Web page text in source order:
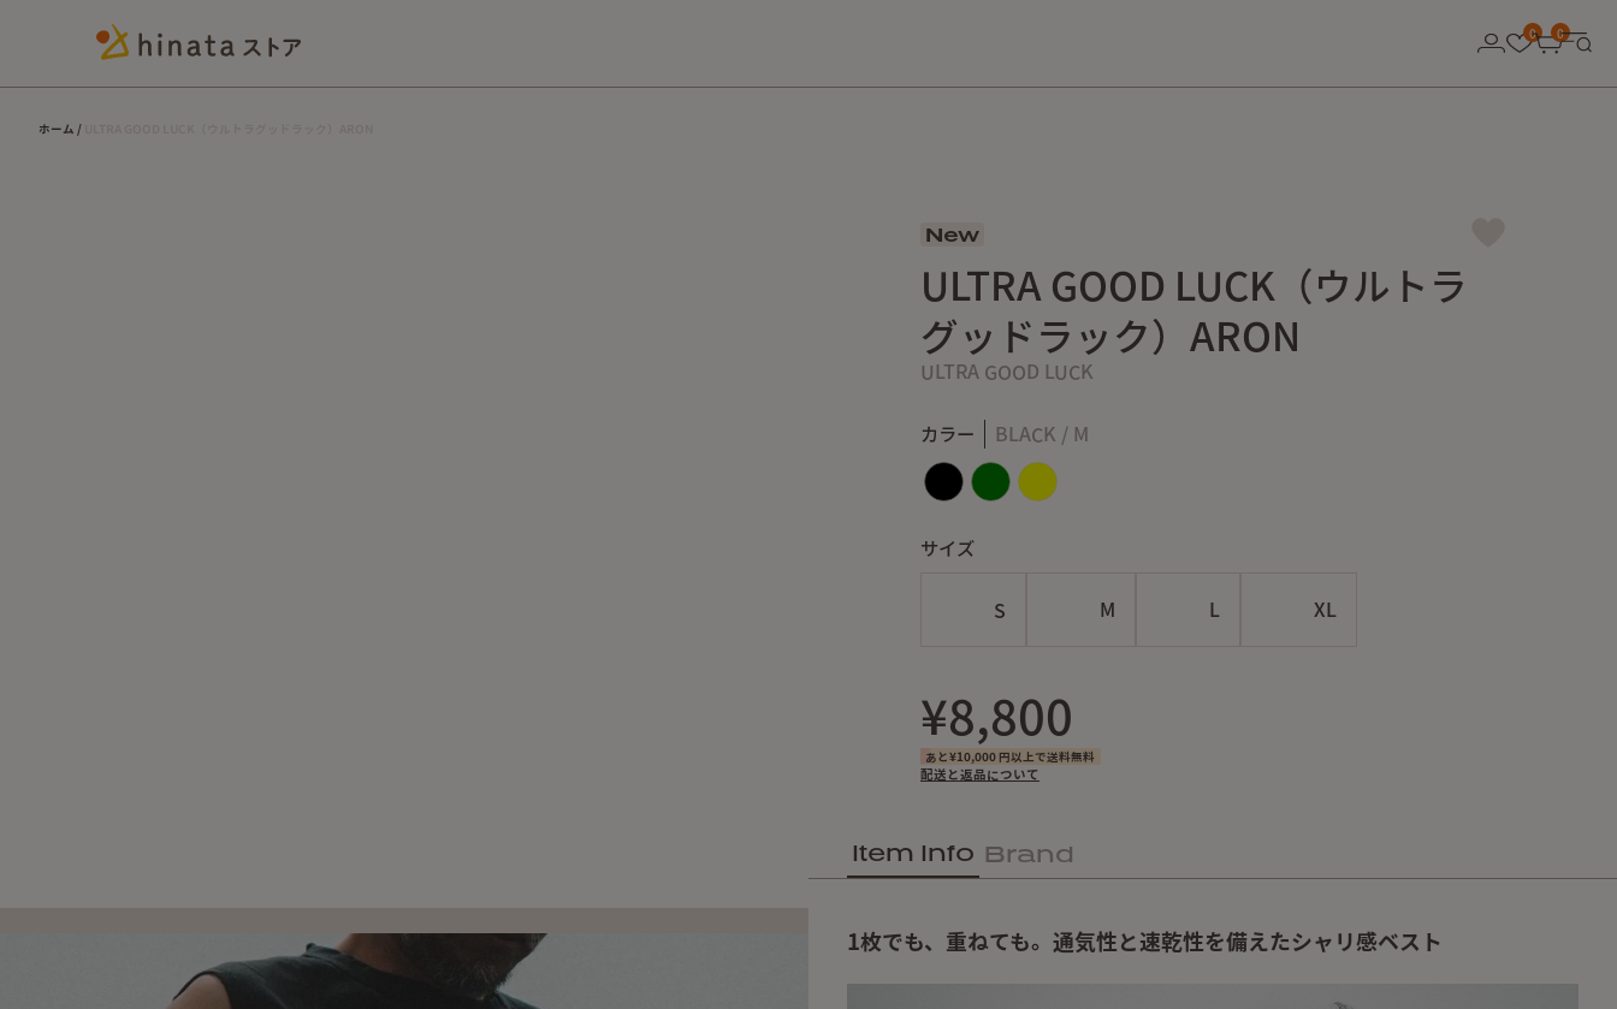
0 0
ホーム
New
ULTRA GOOD LUCK（ウルトラ
グッドラック）ARON
ULTRA GOOD LUCK
カラー BLACK / M
サイズ
S M XL
¥8,800
あと¥10,000 円以上で送料無料
配送と返品について
Item Info Brand
1枚でも、重ねても。通気性と速乾性を備えたシャリ感ベスト